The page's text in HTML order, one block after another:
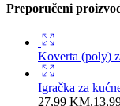
Preporučeni
Koverta (poly)
Igračka za
27,99 KM.